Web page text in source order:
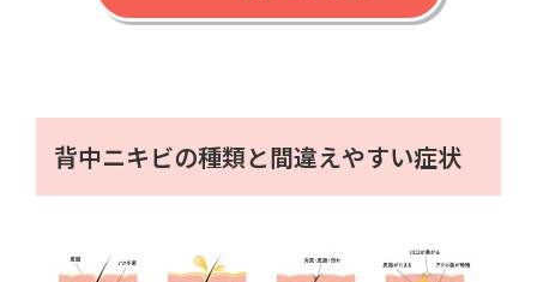
背中ニキビの種類と間違えやすい症状